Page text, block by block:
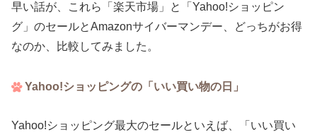
早い話が、これら「楽天市場」と「Yahoo!ショッピン
グ」のセールとAmazonサイバーマンデー、どっちがお得
なのか、比較してみました。
Yahoo!ショッピングの「いい買い物の日」
Yahoo!ショッピング最大のセールといえば、「いい買い